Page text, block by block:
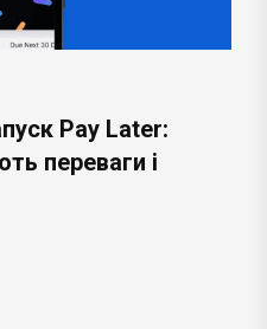
Pay Later:
переваги і